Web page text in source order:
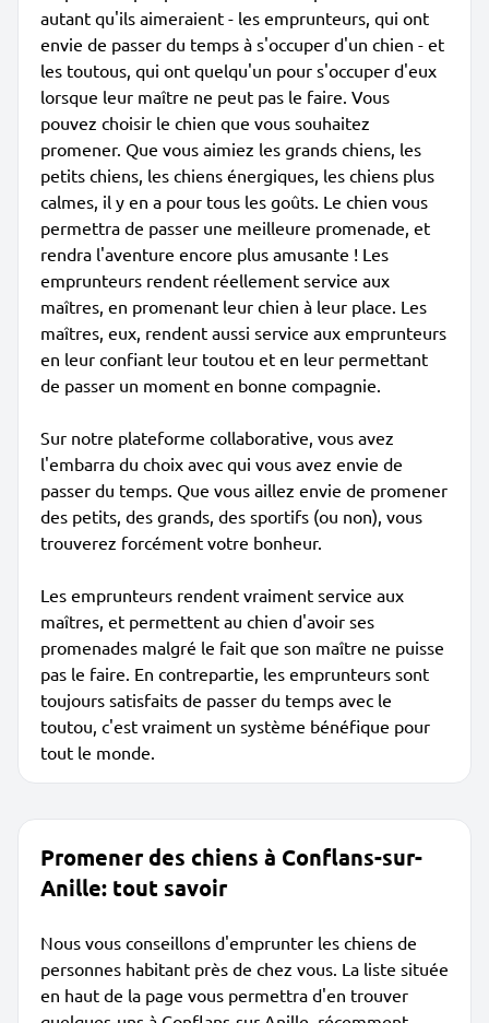
autant qu'ils aimeraient - les emprunteurs, qui ont
envie de passer du temps à s'occuper d'un chien - et
les toutous, qui ont quelqu'un pour s'occuper d'eux
lorsque leur maître ne peut pas le faire. Vous
pouvez choisir le chien que vous souhaitez
promener. Que vous aimiez les grands chiens, les
petits chiens, les chiens énergiques, les chiens plus
calmes, il y en a pour tous les goûts. Le chien vous
permettra de passer une meilleure promenade, et
rendra l'aventure encore plus amusante ! Les
emprunteurs rendent réellement service aux
maîtres, en promenant leur chien à leur place. Les
maîtres, eux, rendent aussi service aux emprunteurs
en leur confiant leur toutou et en leur permettant
de passer un moment en bonne compagnie.
Sur notre plateforme collaborative, vous avez
l'embarra du choix avec qui vous avez envie de
passer du temps. Que vous aillez envie de promener
des petits, des grands, des sportifs (ou non), vous
trouverez forcément votre bonheur.
Les emprunteurs rendent vraiment service aux
maîtres, et permettent au chien d'avoir ses
promenades malgré le fait que son maître ne puisse
pas le faire. En contrepartie, les emprunteurs sont
toujours satisfaits de passer du temps avec le
toutou, c'est vraiment un système bénéfique pour
tout le monde.
Promener des chiens à Conflans-sur-
Anille: tout savoir
Nous vous conseillons d'emprunter les chiens de
personnes habitant près de chez vous. La liste située
en haut de la page vous permettra d'en trouver